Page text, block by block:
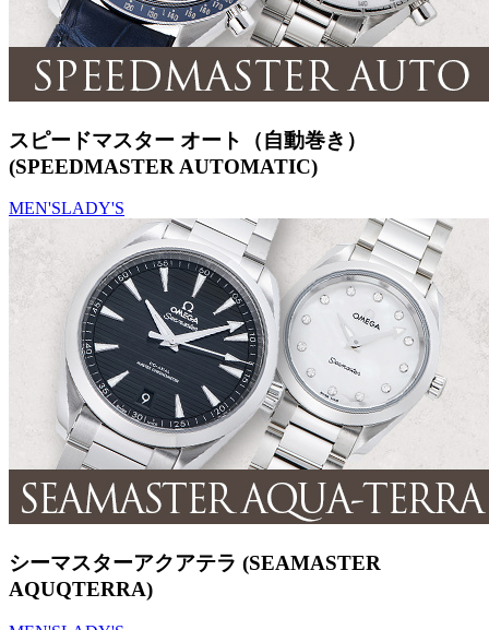
スピードマスター オート（自動巻き）
(SPEEDMASTER AUTOMATIC)
MEN'SLADY'S
シーマスターアクアテラ (SEAMASTER
AQUQTERRA)